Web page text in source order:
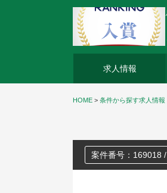
外資系企業の転職・キ
求人情報
HOME > 条件から探す求人情報
案件番号：169018